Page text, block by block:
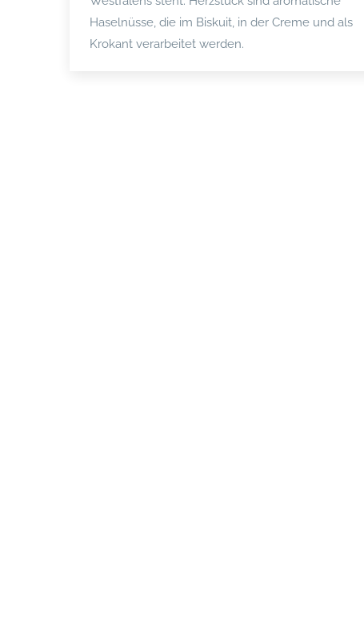
Haselnüsse, die im Biskuit, in der Creme und als
Krokant verarbeitet werden.